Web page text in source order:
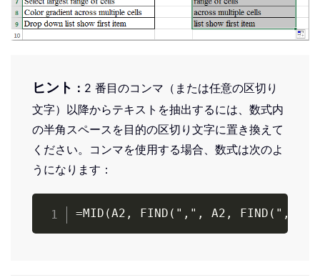
ヒント ： 2 番目のコンマ（または任意の区切り
文字）以降からテキストを抽出するには、数式内
の半角スペースを目的の区切り文字に置き換えて
ください。コンマを使用する場合、数式は次のよ
うになります：
=MID(A2, FIND(",", A2, FIND(",",
Copy